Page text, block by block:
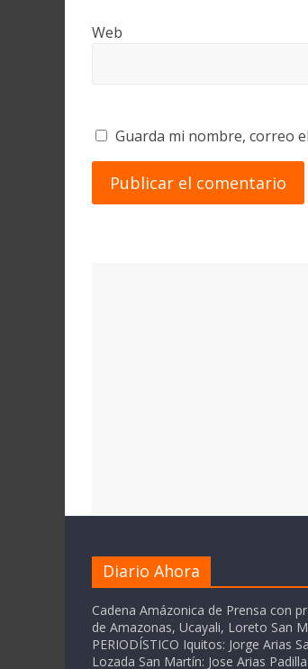
Web
Guarda mi nombre, correo
Diario Ahora
Cadena Amázonica de Prensa con
de Amazonas, Ucayali, Loreto San
PERIODÍSTICO Iquitos: Jorge Arias
Lozada San Martín: Jose Arias